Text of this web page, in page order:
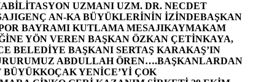
UZMANI UZM. DR. NECDET
GENÇ AN-KA BÜYÜKLERİNİN İZİNDEBAŞKAN
BAYRAMI KUTLAMA MESAJIKAYMAKAM
YÖN VEREN BAŞKAN ÖZKAN ÇETİNKAYA,
BELEDİYE BAŞKANI SERTAŞ KARAKAŞ’IN
ABDULLAH ÖREN….BAŞKANLARDAN
BÜYÜKKOÇAK YENİCE’Yİ ÇOK